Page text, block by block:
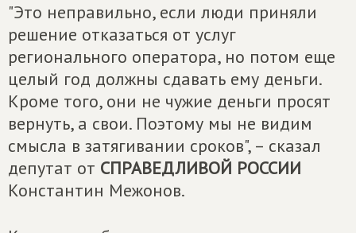
"Это неправильно, если люди приняли
решение отказаться от услуг
регионального оператора, но потом еще
целый год должны сдавать ему деньги.
Кроме того, они не чужие деньги просят
вернуть, а свои. Поэтому мы не видим
смысла в затягивании сроков", – сказал
депутат от СПРАВЕДЛИВОЙ РОССИИ
Константин Межонов.